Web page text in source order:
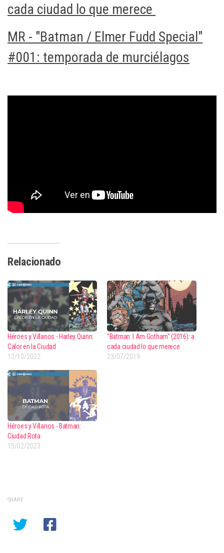
cada ciudad lo que merece
MR - "Batman / Elmer Fudd Special"
#001: temporada de murciélagos
Relacionado
Héroes y Villanos - Harley Quinn:
Calor en la Ciudad
12/10/2022
"Batman: I Am Gotham" (2016): a
cada ciudad lo que merece
23/07/2019
Héroes y Villanos - Batman:
Ciudad Rota
15/02/2023
SHARE